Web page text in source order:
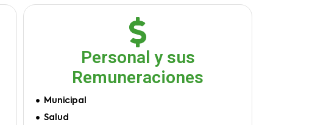
Personal y sus
Remuneraciones
Municipal
Salud